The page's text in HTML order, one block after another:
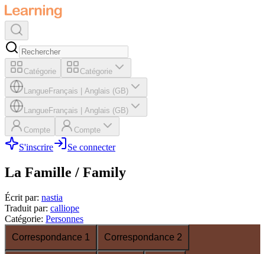
Catégorie Catégorie
LangueFrançais Anglais (GB)
LangueFrançais Anglais (GB)
Compte Compte
S'inscrire Se connecter
La Famille / Family
Écrit par: nastia
Traduit par: calliope
Catégorie: Personnes
Correspondance 1
Correspondance 2